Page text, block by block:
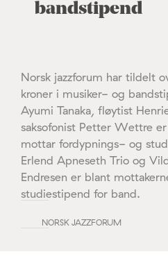
bandstipend
Norsk jazzforum har tildelt
kroner i musiker- og
Ayumi Tanaka, fløytist
saksofonist Petter Wettre
mottar fordypnings- og
Erlend Apneseth Trio og
Endresen er blant
studiestipend for band.
NORSK JAZZFORUM